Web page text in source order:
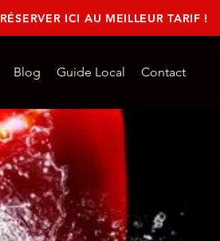
RÉSERVER ICI AU MEILLEUR TARIF !
Blog Guide Local Contact